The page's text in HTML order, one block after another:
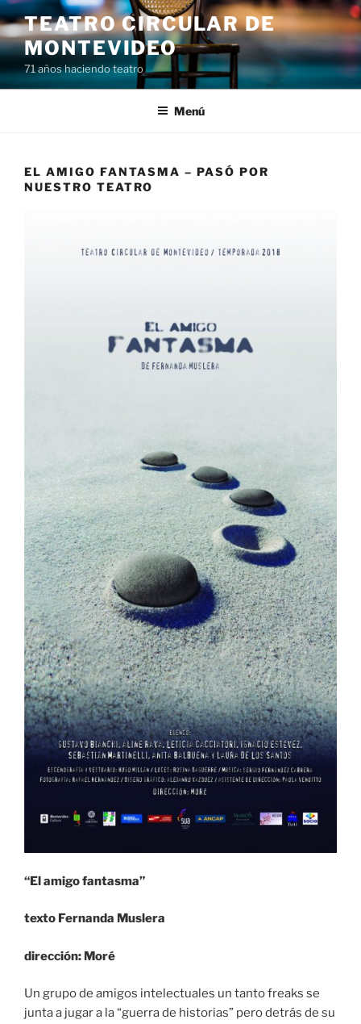
Saltar
al
contenido
TEATRO CIRCULAR DE
MONTEVIDEO
71 años haciendo teatro
Menú
EL AMIGO FANTASMA – PASÓ POR
NUESTRO TEATRO
“El amigo fantasma”
texto Fernanda Muslera
dirección: Moré
Un grupo de amigos intelectuales un tanto freaks se
junta a jugar a la “guerra de historias” pero detrás de su